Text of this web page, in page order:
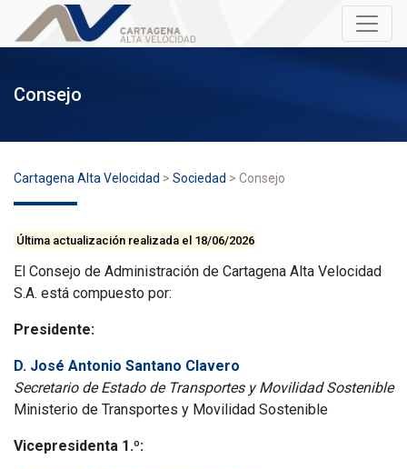
Consejo
Cartagena Alta Velocidad > Sociedad > Consejo
Última actualización realizada el 18/06/2026
El Consejo de Administración de Cartagena Alta Velocidad
S.A. está compuesto por:
Presidente:
D. José Antonio Santano Clavero
Secretario de Estado de Transportes y Movilidad Sostenible
Ministerio de Transportes y Movilidad Sostenible
Vicepresidenta 1.º: